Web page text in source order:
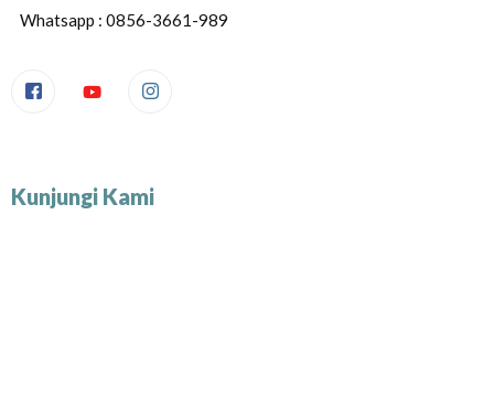
Whatsapp : 0856-3661-989
Kunjungi Kami